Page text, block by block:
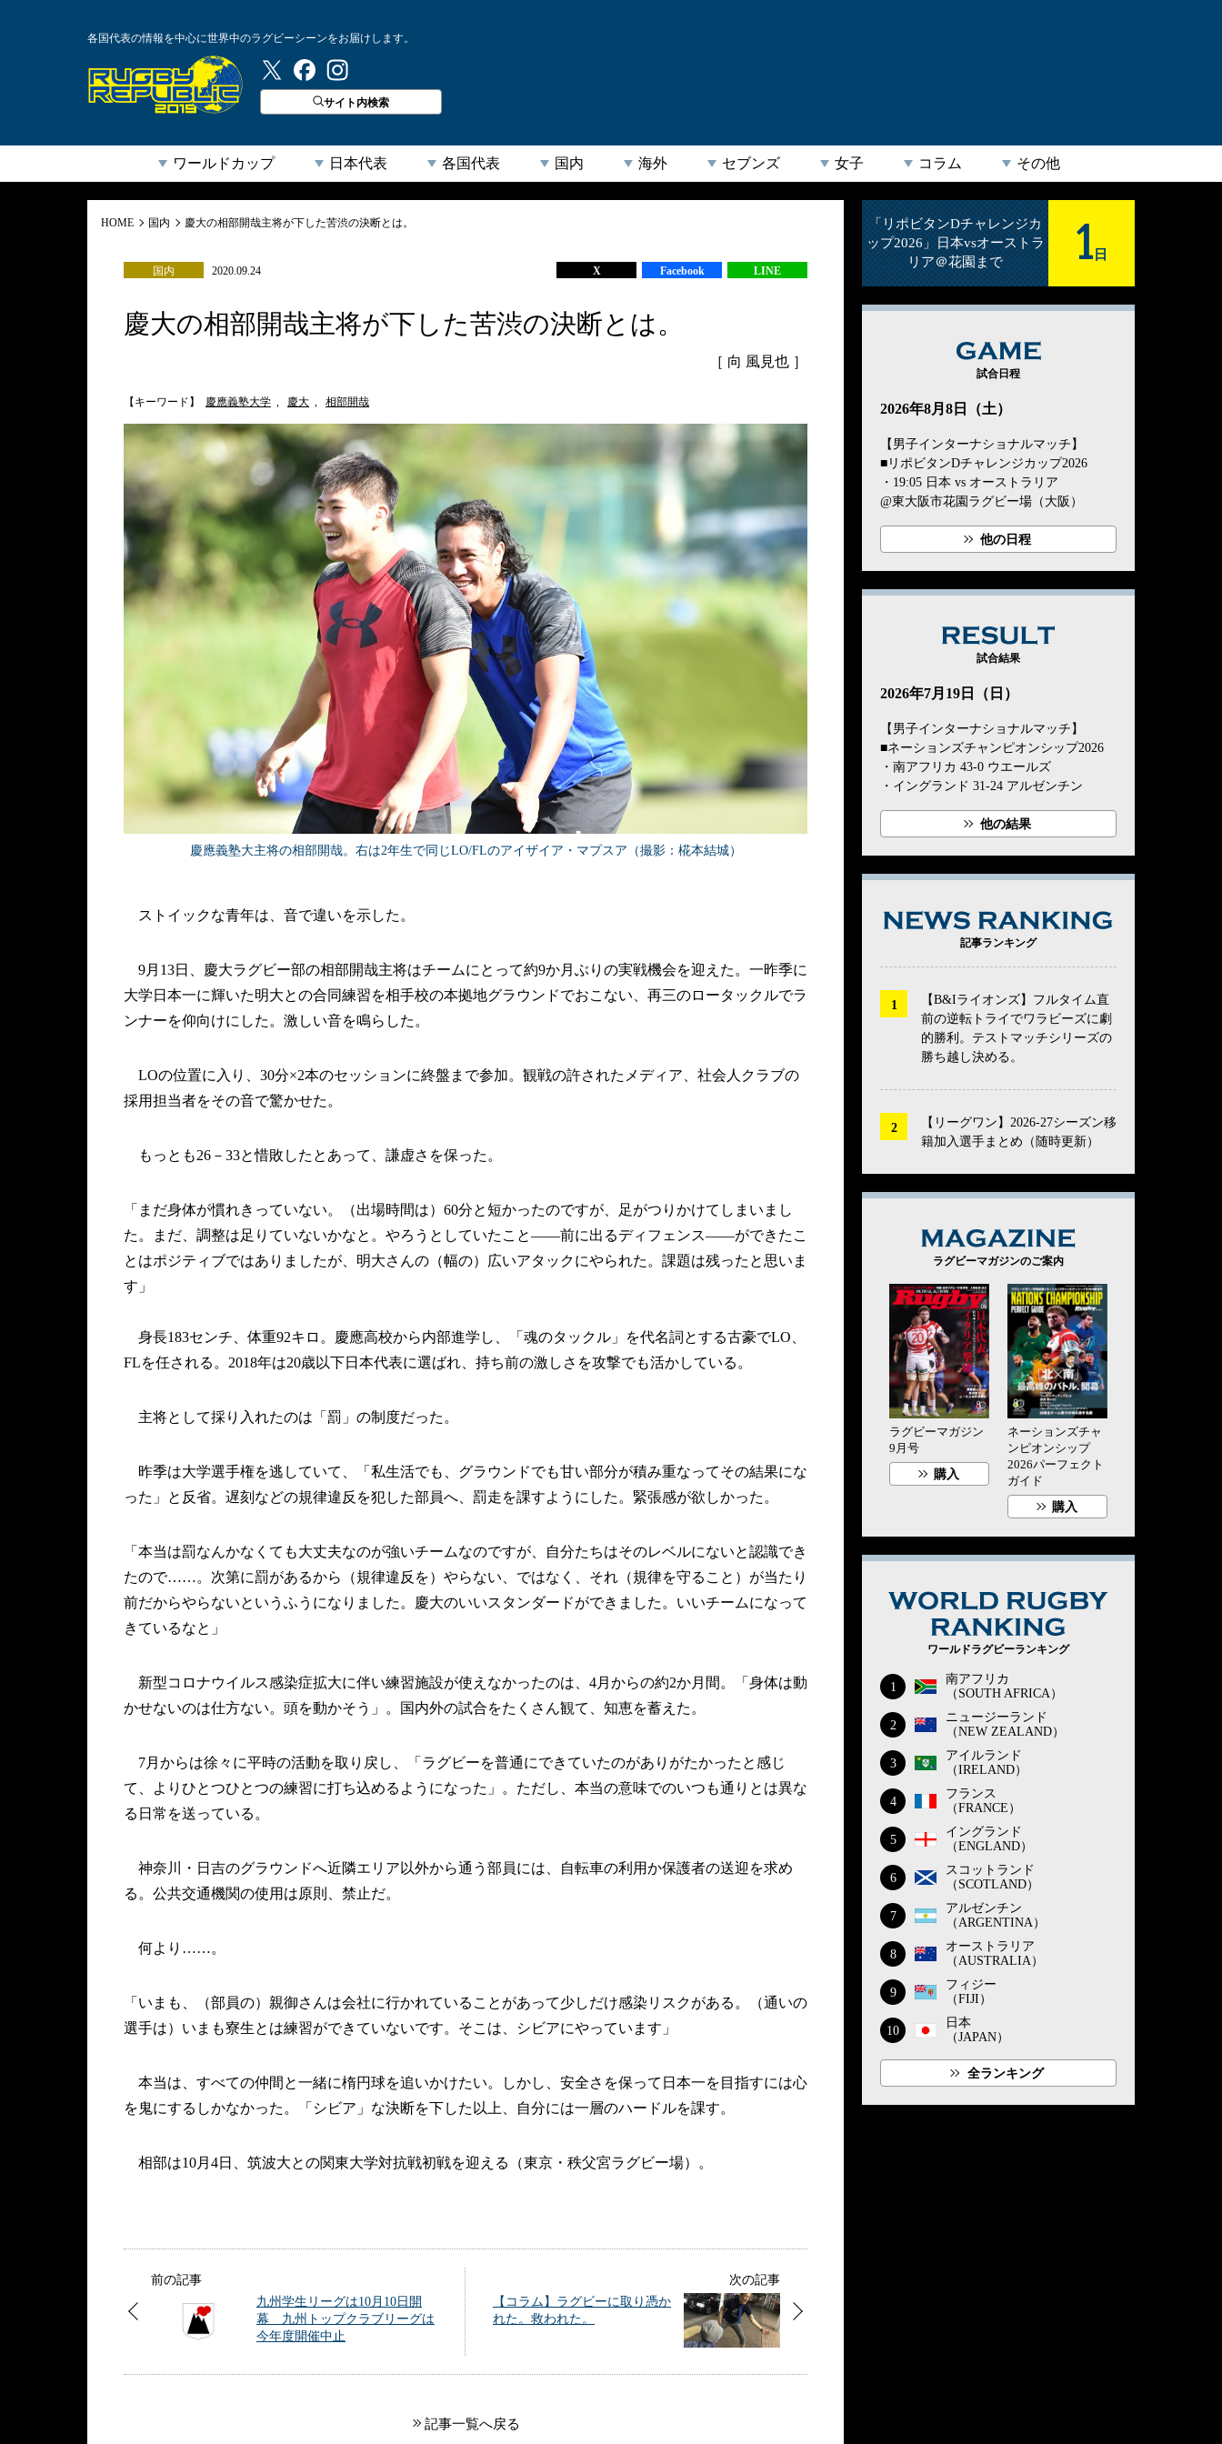
各国代表の情報を中心に世界中のラグビーシーンをお届けします。
ラグビーリパブリック
サイト内検索
ワールドカップ 日本代表 各国代表 国内 海外 セブンズ 女子 コラム その他
HOME 国内 慶大の相部開哉主将が下した苦渋の決断とは。
国内 2020.09.24 X Facebook LINE
慶大の相部開哉主将が下した苦渋の決断とは。
［ 向 風見也 ］
【キーワード】 慶應義塾大学 , 慶大 , 相部開哉
慶應義塾大主将の相部開哉。右は2年生で同じLO/FLのアイザイア・マプスア（撮影：椛本結城）
ストイックな青年は、音で違いを示した。
9月13日、慶大ラグビー部の相部開哉主将はチームにとって約9か月ぶりの実戦機会を迎えた。一昨季に
大学日本一に輝いた明大との合同練習を相手校の本拠地グラウンドでおこない、再三のロータックルでラ
ンナーを仰向けにした。激しい音を鳴らした。
LOの位置に入り、30分×2本のセッションに終盤まで参加。観戦の許されたメディア、社会人クラブの
採用担当者をその音で驚かせた。
もっとも26－33と惜敗したとあって、謙虚さを保った。
「まだ身体が慣れきっていない。（出場時間は）60分と短かったのですが、足がつりかけてしまいまし
た。まだ、調整は足りていないかなと。やろうとしていたこと――前に出るディフェンス――ができたこ
とはポジティブではありましたが、明大さんの（幅の）広いアタックにやられた。課題は残ったと思いま
す」
身長183センチ、体重92キロ。慶應高校から内部進学し、「魂のタックル」を代名詞とする古豪でLO、
FLを任される。2018年は20歳以下日本代表に選ばれ、持ち前の激しさを攻撃でも活かしている。
主将として採り入れたのは「罰」の制度だった。
昨季は大学選手権を逃していて、「私生活でも、グラウンドでも甘い部分が積み重なってその結果にな
った」と反省。遅刻などの規律違反を犯した部員へ、罰走を課すようにした。緊張感が欲しかった。
「本当は罰なんかなくても大丈夫なのが強いチームなのですが、自分たちはそのレベルにないと認識でき
たので……。次第に罰があるから（規律違反を）やらない、ではなく、それ（規律を守ること）が当たり
前だからやらないというふうになりました。慶大のいいスタンダードができました。いいチームになって
きているなと」
新型コロナウイルス感染症拡大に伴い練習施設が使えなかったのは、4月からの約2か月間。「身体は動
かせないのは仕方ない。頭を動かそう」。国内外の試合をたくさん観て、知恵を蓄えた。
7月からは徐々に平時の活動を取り戻し、「ラグビーを普通にできていたのがありがたかったと感じ
て、よりひとつひとつの練習に打ち込めるようになった」。ただし、本当の意味でのいつも通りとは異な
る日常を送っている。
神奈川・日吉のグラウンドへ近隣エリア以外から通う部員には、自転車の利用か保護者の送迎を求め
る。公共交通機関の使用は原則、禁止だ。
何より……。
「いまも、（部員の）親御さんは会社に行かれていることがあって少しだけ感染リスクがある。（通いの
選手は）いまも寮生とは練習ができていないです。そこは、シビアにやっています」
本当は、すべての仲間と一緒に楕円球を追いかけたい。しかし、安全さを保って日本一を目指すには心
を鬼にするしかなかった。「シビア」な決断を下した以上、自分には一層のハードルを課す。
相部は10月4日、筑波大との関東大学対抗戦初戦を迎える（東京・秩父宮ラグビー場）。
前の記事
九州学生リーグは10月10日開
幕 九州トップクラブリーグは
今年度開催中止
次の記事
【コラム】ラグビーに取り憑か
れた。救われた。
記事一覧へ戻る
「リポビタンDチャレンジカ
ップ2026」日本vsオーストラ
リア＠花園まで
1 日
GAME
試合日程
2026年8月8日（土）
【男子インターナショナルマッチ】
■リポビタンDチャレンジカップ2026
・19:05 日本 vs オーストラリア
@東大阪市花園ラグビー場（大阪）
他の日程
試合結果
2026年7月19日（日）
【男子インターナショナルマッチ】
■ネーションズチャンピオンシップ2026
・南アフリカ 43-0 ウエールズ
・イングランド 31-24 アルゼンチン
他の結果
記事ランキング
【B&Iライオンズ】フルタイム直
前の逆転トライでワラビーズに劇
的勝利。テストマッチシリーズの
勝ち越し決める。
【リーグワン】2026-27シーズン移
籍加入選手まとめ（随時更新）
ラグビーマガジンのご案内
ラグビーマガジン
9月号
購入
ネーションズチャ
ンピオンシップ
2026パーフェクト
ガイド
購入
ワールドラグビーランキング
1
南アフリカ
（SOUTH AFRICA）
2
ニュージーランド
（NEW ZEALAND）
3
アイルランド
（IRELAND）
4
フランス
（FRANCE）
5
イングランド
（ENGLAND）
6
スコットランド
（SCOTLAND）
7
アルゼンチン
（ARGENTINA）
8
オーストラリア
（AUSTRALIA）
9
フィジー
（FIJI）
10
日本
（JAPAN）
全ランキング